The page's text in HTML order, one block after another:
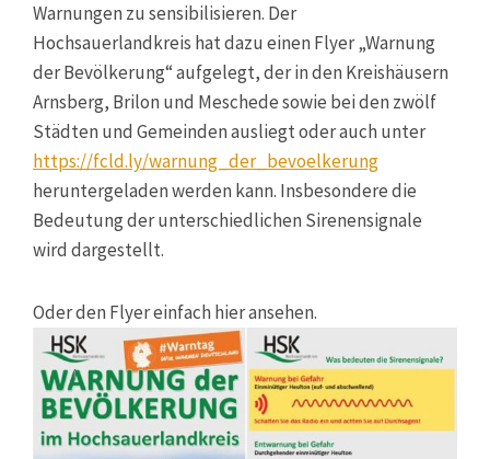
Warnungen zu sensibilisieren. Der
Hochsauerlandkreis hat dazu einen Flyer „Warnung
der Bevölkerung“ aufgelegt, der in den Kreishäusern
Arnsberg, Brilon und Meschede sowie bei den zwölf
Städten und Gemeinden ausliegt oder auch unter
https://fcld.ly/warnung_der_bevoelkerung
heruntergeladen werden kann. Insbesondere die
Bedeutung der unterschiedlichen Sirenensignale
wird dargestellt.
Oder den Flyer einfach hier ansehen.